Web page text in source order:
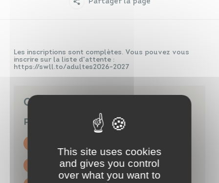
Partager la page
Les inscriptions sont complètes. Vous pouvez vous
inscrire sur la liste d'attente :
https://swll.to/adultes2026-2027
Contact
Piscine Aqua'Mauges
49600 BEAUPRÉAU-EN-MAUGES
02 41 63 05 03
Annuaires
This site uses cookies
and gives you control
over what you want to